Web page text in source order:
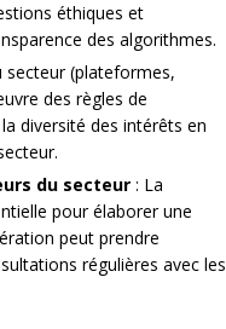
éthiques et
des algorithmes.
secteur (plateformes,
des règles de
diversité des intérêts en
du secteur : La
pour élaborer une
peut prendre
régulières avec les